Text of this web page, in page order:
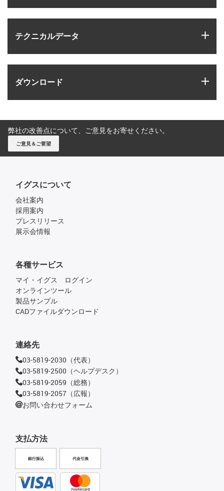
テクニカルデータ
ダウンロード
弊社の改善点について、ご意見をお寄せください。
ご意見＆ご要望
イグスについて
会社案内
採用案内
プレスリリース
展示会情報
支払方法
銀行振込 代金引換
各種サービス
マイ・イグス ログイン
オンラインツール
製品サンプル
CADファイルダウンロード
連絡先
03-5819-2030（代表）
03-5819-2500（ヘルプデスク）
03-5819-2059（総務）
03-5819-2057（広報）
お問い合わせフォーム